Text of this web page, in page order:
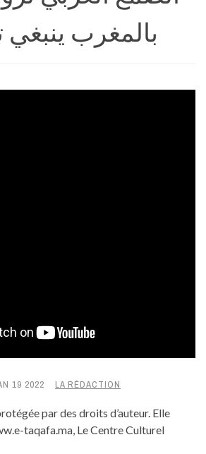
بالمغرب ينبغي
19 2022 LA RÉDACTION
par des droits d’auteur. Elle
taqafa.ma, Le Centre Culturel